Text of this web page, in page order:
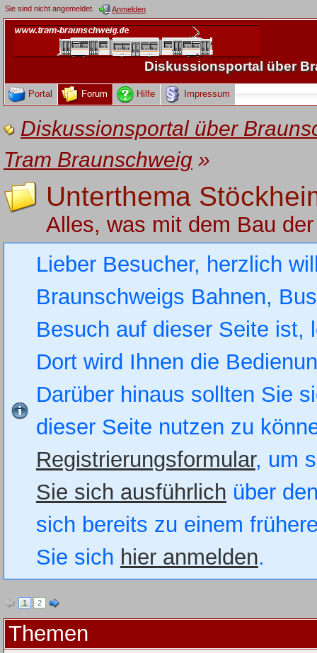
Sie sind nicht angemeldet. Anmelden
Diskussionsportal über
Portal Forum Hilfe Impressum
Diskussionsportal über
Tram Braunschweig»
Unterthema
Alles, was mit dem Bau
Lieber Besucher, herzlich
Braunschweigs Bahnen,
Besuch auf dieser Seite
Dort wird Ihnen die
Darüber hinaus sollten Sie
dieser Seite nutzen zu
Registrierungsformular, um
Sie sich ausführlich über
sich bereits zu einem
Sie sich hier anmelden.
1 2
Themen